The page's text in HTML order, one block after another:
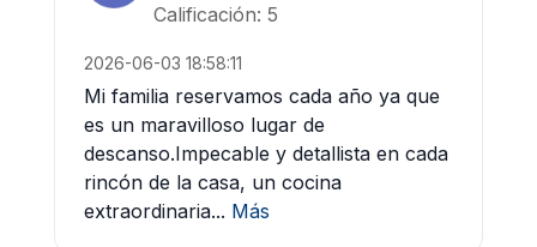
Calificación: 5
2026-06-03 18:58:11
Mi familia reservamos cada año ya que
es un maravilloso lugar de
descanso.Impecable y detallista en cada
rincón de la casa, un cocina
extraordinaria... Más